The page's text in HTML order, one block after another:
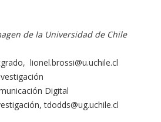
de la Universidad de Chile
lionel.brossi@u.uchile.cl
Digital
tdodds@ug.uchile.cl